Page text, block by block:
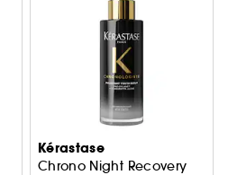
Kérastase
Chrono Night Recovery